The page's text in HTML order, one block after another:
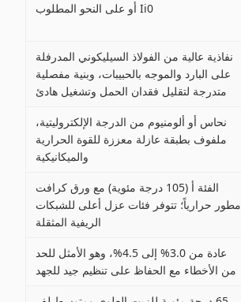
Ii0 أو على النحو المطلوب
نفاذية عالية من الفولاذ السيليكوني المدرفلة
على البارد والموجه بالحبيبات، وبنية مفصلية
متدرجة لتقليل فقدان الحمل وتشغيل هادئ
نحاس أو ألومنيوم من الدرجة الإلكتروليتية،
ملفوف بطبقة عازلة معززة للقوة الحرارية
والميكانيكية
الفئة أ (105 درجة مئوية) مع ورق كرافت
مطور حرارياً؛ تتوفر فئات عزل أعلى للشبكات
الريفية المثقلة
عادة من 3.0% إلى 4.5%، وهو الأمثل للحد
من الأخطاء مع الحفاظ على تنظيم جيد للجهد